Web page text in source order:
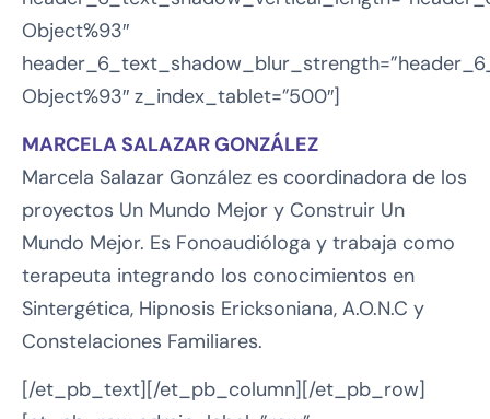
Object%93″
Object%93″ z_index_tablet=”500″]
MARCELA SALAZAR GONZÁLEZ
Marcela Salazar González es coordinadora de los
proyectos Un Mundo Mejor y Construir Un
Mundo Mejor. Es Fonoaudióloga y trabaja como
terapeuta integrando los conocimientos en
Sintergética, Hipnosis Ericksoniana, A.O.N.C y
Constelaciones Familiares.
[/et_pb_text][/et_pb_column][/et_pb_row]